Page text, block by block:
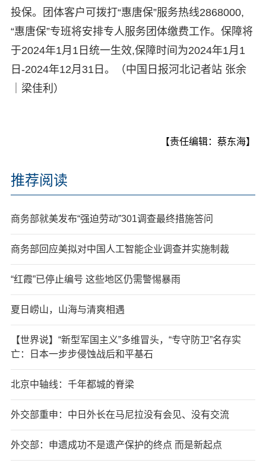
投保。团体客户可拨打“惠唐保”服务热线2868000,
“惠唐保”专班将安排专人服务团体缴费工作。保障将
于2024年1月1日统一生效,保障时间为2024年1月1
日-2024年12月31日。（中国日报河北记者站 张余
｜梁佳利）
【责任编辑：蔡东海】
推荐阅读
商务部就美发布“强迫劳动”301调查最终措施答问
商务部回应美拟对中国人工智能企业调查并实施制裁
“红霞”已停止编号 这些地区仍需警惕暴雨
夏日崂山，山海与清爽相遇
【世界说】“新型军国主义”多维冒头，“专守防卫”名存实
亡：日本一步步侵蚀战后和平基石
北京中轴线：千年都城的脊梁
外交部重申：中日外长在马尼拉没有会见、没有交流
外交部：申遗成功不是遗产保护的终点 而是新起点